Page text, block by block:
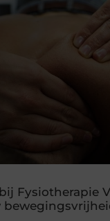
Fysiotherapie